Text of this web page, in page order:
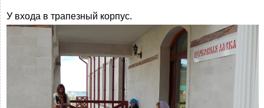
У входа в трапезный корпус.